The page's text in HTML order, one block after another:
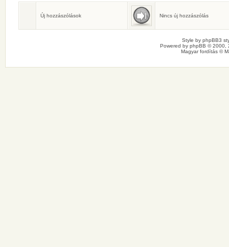
Születésnaposok
Ma senkinek sincs születésnapja.
Új hozzászólások Nincs új hozzászólás
Style by phpBB3
Powered by phpBB © 2000,
Magyar fordítás ©